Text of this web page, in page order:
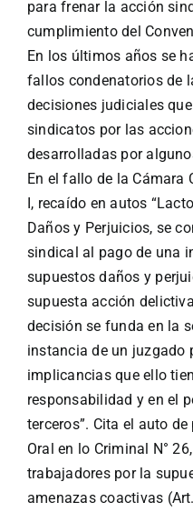
para frenar la acción
cumplimiento del
En los últimos años se
fallos condenatorios de
decisiones judiciales
sindicatos por las
desarrolladas por
En el fallo de la Cámara
I, recaído en autos
Daños y Perjuicios, se
sindical al pago de una
supuestos daños y
supuesta acción
decisión se funda en la
instancia de un juzgado
implicancias que ello
responsabilidad y en el
terceros”. Cita el auto
Oral en lo Criminal N°
trabajadores por la
amenazas coactivas